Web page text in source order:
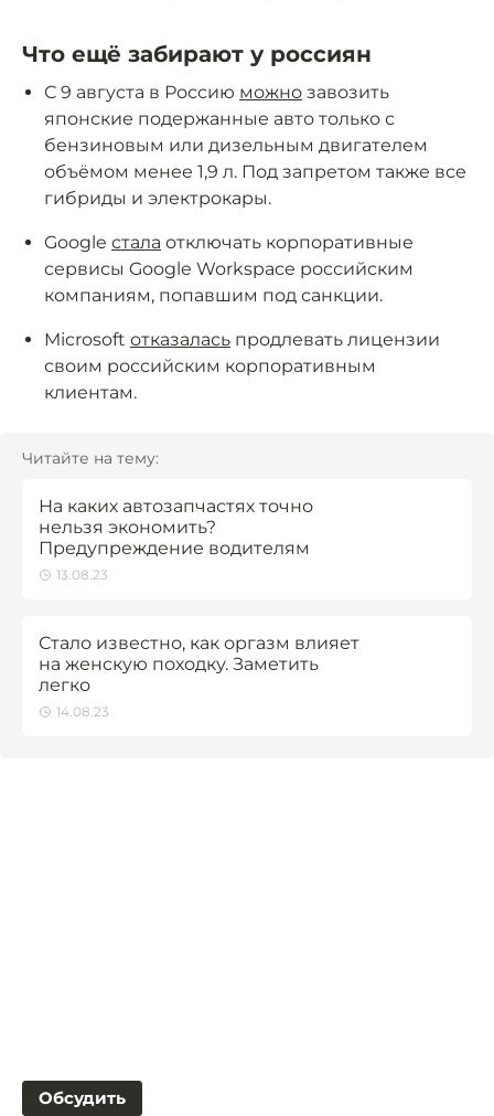
Что ещё забирают у россиян
С 9 августа в Россию можно завозить
японские подержанные авто только с
бензиновым или дизельным двигателем
объёмом менее 1,9 л. Под запретом также все
гибриды и электрокары.
Google стала отключать корпоративные
сервисы Google Workspace российским
компаниям, попавшим под санкции.
Microsoft отказалась продлевать лицензии
своим российским корпоративным
клиентам.
Читайте на тему:
На каких автозапчастях точно
нельзя экономить?
Предупреждение водителям
13.08.23
Стало известно, как оргазм влияет
на женскую походку. Заметить
легко
14.08.23
Обсудить